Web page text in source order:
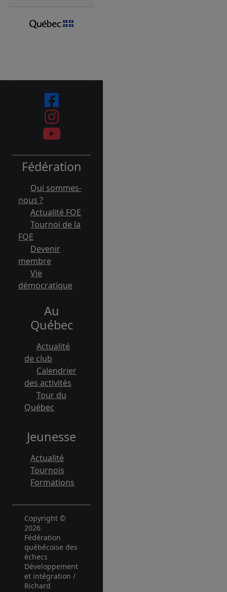
Fédération
Qui sommes-
nous ?
Actualité FQE
Tournoi de la
FQE
Devenir
membre
Vie
démocratique
Au
Québec
Actualité
de club
Calendrier
des activités
Tour du
Québec
Jeunesse
Actualité
Tournois
Formations
Copyright ©
2026
Fédération
québécoise des
échecs
Développement
et intégration /
Richard